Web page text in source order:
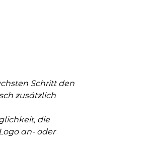
Schritt den
zusätzlich
die
an- oder